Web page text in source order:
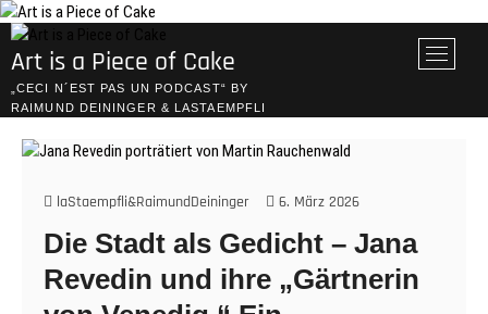
Skip
to
content
Art is a Piece of Cake
„CECI N´EST PAS UN PODCAST“ BY
RAIMUND DEININGER & LASTAEMPFLI
M
e
u
laStaempfli&RaimundDeininger 6. März 2026
Die Stadt als Gedicht – Jana
Revedin und ihre „Gärtnerin